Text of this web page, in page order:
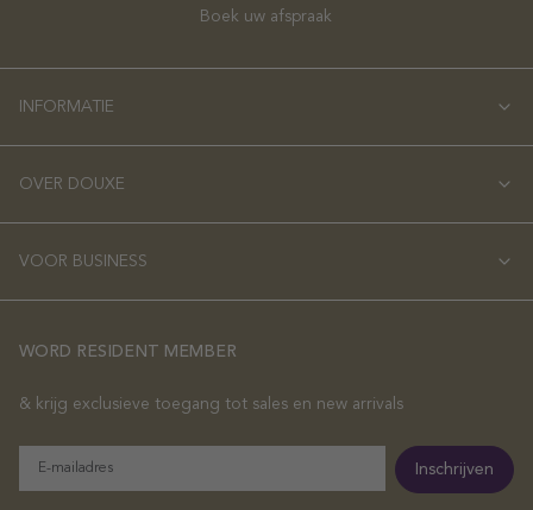
Boek uw afspraak
INFORMATIE
OVER DOUXE
VOOR BUSINESS
WORD RESIDENT MEMBER
& krijg exclusieve toegang tot sales en new arrivals
Inschrijven